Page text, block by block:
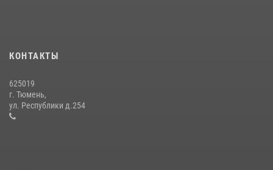
Сотрудники тюменского СОБР "Сова" отработали навыки
десантирования на Урале
16 июля 2026, 10:42
КОНТАКТЫ
625019
г. Тюмень,
ул. Республики д.254